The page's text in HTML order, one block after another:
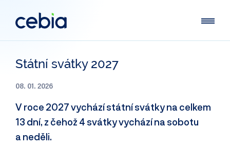
Státní svátky 2027
08. 01. 2026
V roce 2027 vychází státní svátky na celkem
13 dní, z čehož 4 svátky vychází na sobotu
a neděli.